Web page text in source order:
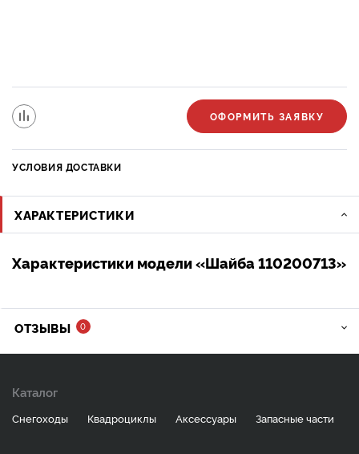
ОФОРМИТЬ ЗАЯВКУ
УСЛОВИЯ ДОСТАВКИ
ХАРАКТЕРИСТИКИ
Характеристики модели «Шайба 110200713»
ОТЗЫВЫ 0
Каталог
Снегоходы Квадроциклы Аксессуары Запасные части